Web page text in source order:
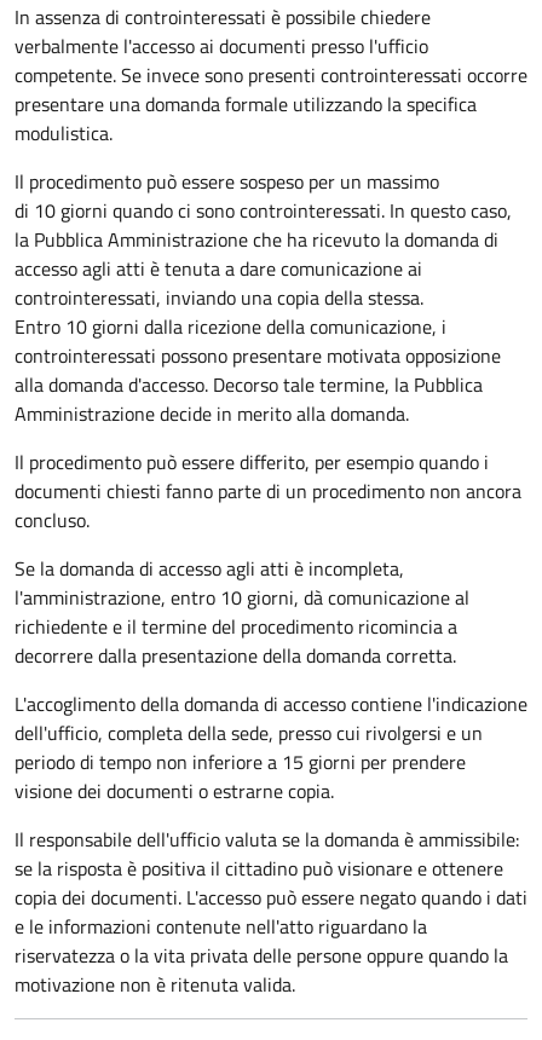
In assenza di controinteressati è possibile chiedere
verbalmente l'accesso ai documenti presso l'ufficio
competente. Se invece sono presenti controinteressati occorre
presentare una domanda formale utilizzando la specifica
modulistica.
Il procedimento può essere sospeso per un massimo
di 10 giorni quando ci sono controinteressati. In questo caso,
la Pubblica Amministrazione che ha ricevuto la domanda di
accesso agli atti è tenuta a dare comunicazione ai
controinteressati, inviando una copia della stessa.
Entro 10 giorni dalla ricezione della comunicazione, i
controinteressati possono presentare motivata opposizione
alla domanda d'accesso. Decorso tale termine, la Pubblica
Amministrazione decide in merito alla domanda.
Il procedimento può essere differito, per esempio quando i
documenti chiesti fanno parte di un procedimento non ancora
concluso.
Se la domanda di accesso agli atti è incompleta,
l'amministrazione, entro 10 giorni, dà comunicazione al
richiedente e il termine del procedimento ricomincia a
decorrere dalla presentazione della domanda corretta.
L'accoglimento della domanda di accesso contiene l'indicazione
dell'ufficio, completa della sede, presso cui rivolgersi e un
periodo di tempo non inferiore a 15 giorni per prendere
visione dei documenti o estrarne copia.
Il responsabile dell'ufficio valuta se la domanda è ammissibile:
se la risposta è positiva il cittadino può visionare e ottenere
copia dei documenti. L'accesso può essere negato quando i dati
e le informazioni contenute nell'atto riguardano la
riservatezza o la vita privata delle persone oppure quando la
motivazione non è ritenuta valida.